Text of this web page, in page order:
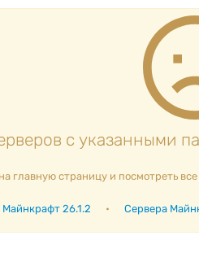
с указанными
главную страницу и посмотреть все
26.1.2 • Сервера